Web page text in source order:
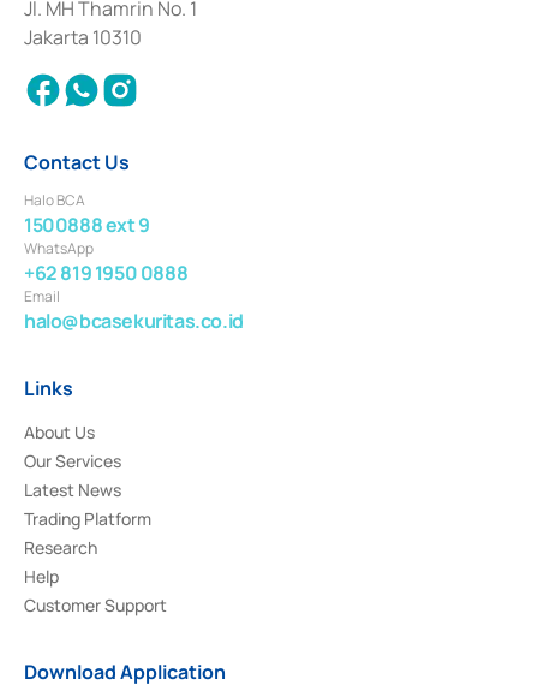
Institution for the Issuance, Transaction, and Administration and
Settlement of Commercial Paper Transactions whose license was issued in
2018.
Jl. MH Thamrin No. 1
Jakarta 10310
Contact Us
Halo BCA
1500888 ext 9
WhatsApp
+62 819 1950 0888
Email
halo@bcasekuritas.co.id
Links
About Us
Our Services
Latest News
Trading Platform
Research
Help
Customer Support
Download Application